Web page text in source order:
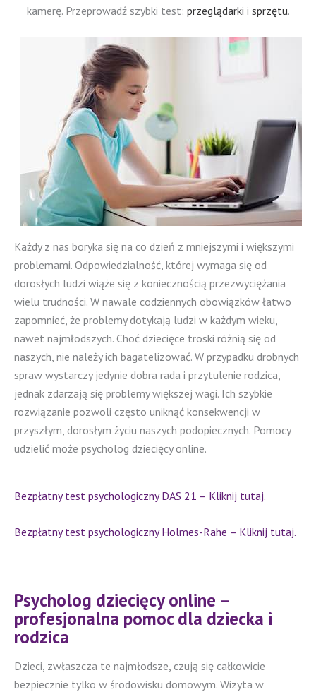
kamerę. Przeprowadź szybki test: przeglądarki i sprzętu.
Każdy z nas boryka się na co dzień z mniejszymi i większymi
problemami. Odpowiedzialność, której wymaga się od
dorosłych ludzi wiąże się z koniecznością przezwyciężania
wielu trudności. W nawale codziennych obowiązków łatwo
zapomnieć, że problemy dotykają ludzi w każdym wieku,
nawet najmłodszych. Choć dziecięce troski różnią się od
naszych, nie należy ich bagatelizować. W przypadku drobnych
spraw wystarczy jedynie dobra rada i przytulenie rodzica,
jednak zdarzają się problemy większej wagi. Ich szybkie
rozwiązanie pozwoli często uniknąć konsekwencji w
przyszłym, dorosłym życiu naszych podopiecznych. Pomocy
udzielić może psycholog dziecięcy online.
Bezpłatny test psychologiczny DAS 21 – Kliknij tutaj.
Bezpłatny test psychologiczny Holmes-Rahe – Kliknij tutaj.
Psycholog dziecięcy online –
profesjonalna pomoc dla dziecka i
rodzica
Dzieci, zwłaszcza te najmłodsze, czują się całkowicie
bezpiecznie tylko w środowisku domowym. Wizyta w